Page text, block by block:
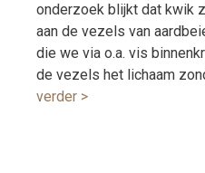
onderzoek blijkt dat kwik
aan de vezels van
die we via o.a. vis
de vezels het lichaam
verder >